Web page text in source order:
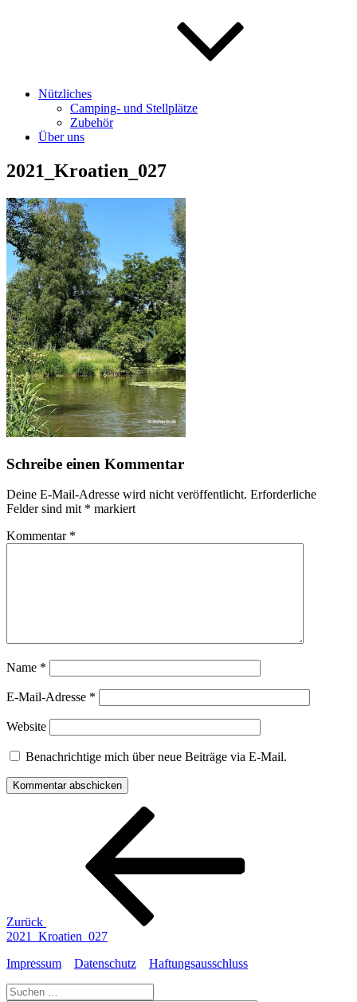
Nützliches
Camping- und Stellplätze
Zubehör
Über uns
2021_Kroatien_027
Schreibe einen Kommentar
Deine E-Mail-Adresse wird nicht veröffentlicht. Erforderliche
Felder sind mit * markiert
Kommentar *
Name *
E-Mail-Adresse *
Website
Benachrichtige mich über neue Beiträge via E-Mail.
Beitragsnavigation
Zurück
2021_Kroatien_027
Impressum
Datenschutz
Haftungsausschluss
Suche